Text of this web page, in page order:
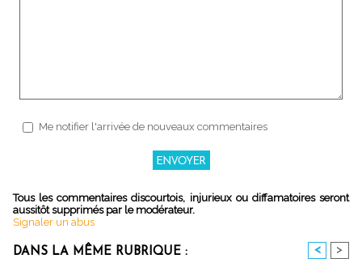
Me notifier l'arrivée de nouveaux commentaires
Tous les commentaires discourtois, injurieux ou diffamatoires seront
aussitôt supprimés par le modérateur.
Signaler un abus
DANS LA MÊME RUBRIQUE : < >